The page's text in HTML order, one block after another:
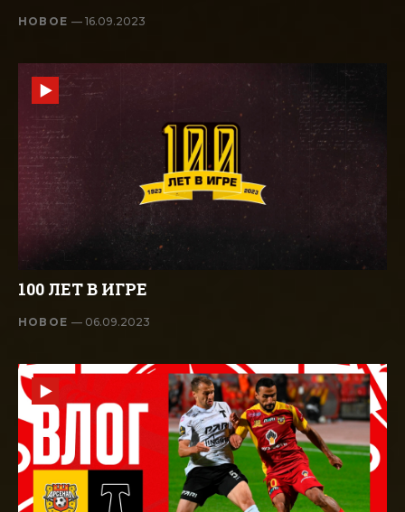
НОВОЕ— 16.09.2023
100 ЛЕТ В ИГРЕ
НОВОЕ— 06.09.2023